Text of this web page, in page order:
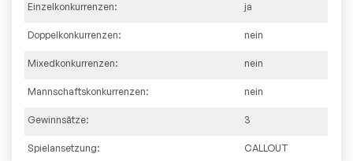
Einzelkonkurrenzen: ja
Doppelkonkurrenzen: nein
Mixedkonkurrenzen: nein
Mannschaftskonkurrenzen: nein
Gewinnsätze: 3
Spielansetzung: CALLOUT